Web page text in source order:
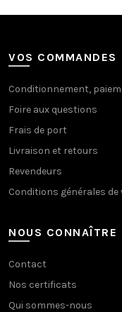
VOS COMMANDES
Conditionnement,
Foire aux questions
Frais de port
Livraison et retours
Revendeurs
Conditions générales
NOUS CONNAÎTRE
Contact
Nos certificats
Qui sommes-nous